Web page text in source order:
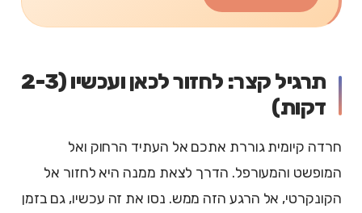
תרגיל קצר: לחזור לכאן ועכשיו (2-3
דקות)
חרדה קיומית גוררת אתכם אל העתיד הרחוק ואל
המופשט והמעורפל. הדרך לצאת ממנה היא לחזור אל
הקונקרטי, אל הרגע הזה ממש. נסו את זה עכשיו, גם בזמן